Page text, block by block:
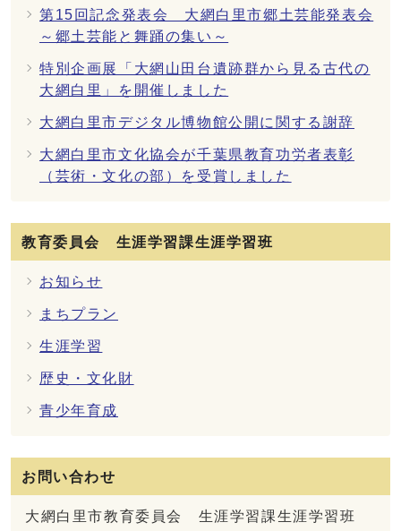
第15回記念発表会 大網白里市郷土芸能発表会
～郷土芸能と舞踊の集い～
特別企画展「大網山田台遺跡群から見る古代の
大網白里」を開催しました
大網白里市デジタル博物館公開に関する謝辞
大網白里市文化協会が千葉県教育功労者表彰
（芸術・文化の部）を受賞しました
教育委員会 生涯学習課生涯学習班
お知らせ
まちプラン
生涯学習
歴史・文化財
青少年育成
お問い合わせ
大網白里市教育委員会 生涯学習課生涯学習班